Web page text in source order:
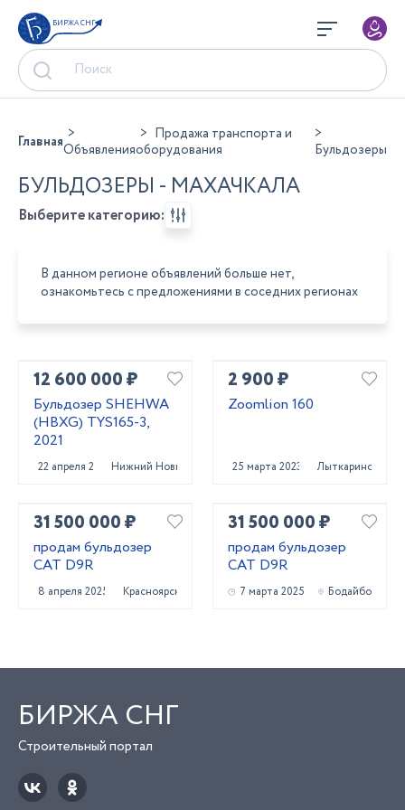
БИРЖА СНГ
ГлавнаяОбъявления
Продажа транспорта и
оборудования
Бульдозеры
БУЛЬДОЗЕРЫ - МАХАЧКАЛА
Выберите категорию:
В данном регионе объявлений больше нет,
ознакомьтесь с предложениями в соседних регионах
12 600 000 ₽
Бульдозер SHEHWA
(HBXG) TYS165-3,
2021
22 апреля 2022 Нижний Новгород
2 900 ₽
Zoomlion 160
25 марта 2023 Лыткарино
31 500 000 ₽
продам бульдозер
CAT D9R
8 апреля 2025 Красноярск
31 500 000 ₽
продам бульдозер
CAT D9R
7 марта 2025 Бодайбо
БИРЖА СНГ
Строительный портал